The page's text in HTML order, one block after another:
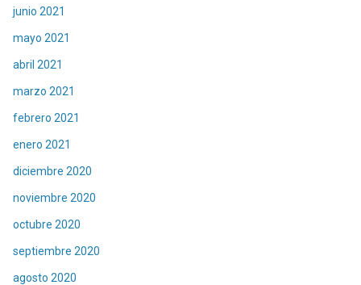
junio 2021
mayo 2021
abril 2021
marzo 2021
febrero 2021
enero 2021
diciembre 2020
noviembre 2020
octubre 2020
septiembre 2020
agosto 2020